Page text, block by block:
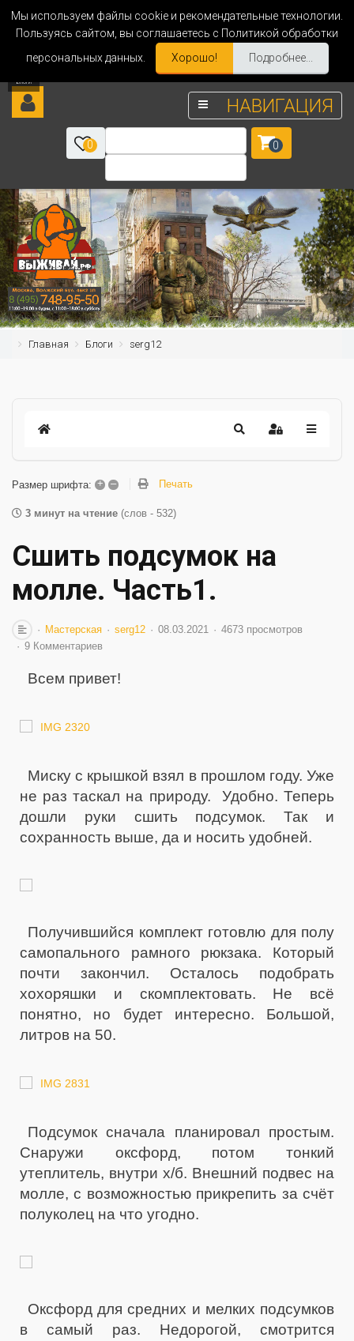
Мы используем файлы cookie и рекомендательные технологии.
Пользуясь сайтом, вы соглашаетесь с Политикой обработки
персональных данных.
Хорошо! Подробнее...
НАВИГАЦИЯ
0 0
Главная Блоги serg12
Размер шрифта: + – Печать
3 минут на чтение (слов - 532)
Сшить подсумок на
молле. Часть1.
Мастерская serg12 08.03.2021
4673 просмотров
9 Комментариев
Всем привет!
Миску с крышкой взял в прошлом году. Уже
не раз таскал на природу. Удобно. Теперь
дошли руки сшить подсумок. Так и
сохранность выше, да и носить удобней.
Получившийся комплект готовлю для полу
самопального рамного рюкзака. Который
почти закончил. Осталось подобрать
хохоряшки и скомплектовать. Не всё
понятно, но будет интересно. Большой,
литров на 50.
Подсумок сначала планировал простым.
Снаружи оксфорд, потом тонкий
утеплитель, внутри х/б. Внешний подвес на
молле, с возможностью прикрепить за счёт
полуколец на что угодно.
Оксфорд для средних и мелких подсумков
в самый раз. Недорогой, смотрится